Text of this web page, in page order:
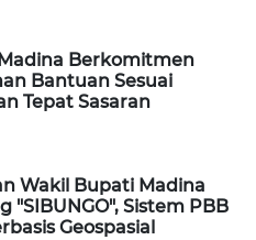
Berkomitmen
Bantuan Sesuai
Tepat Sasaran
Wakil Bupati Madina
"SIBUNGO", Sistem PBB
Geospasial